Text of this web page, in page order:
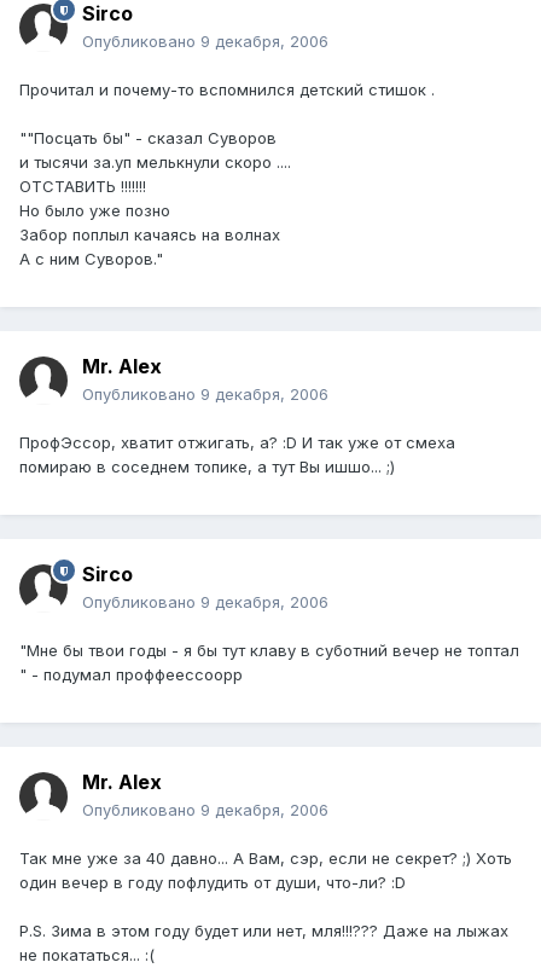
Sirco
Опубликовано 9 декабря, 2006
Прочитал и почему-то вспомнился детский стишок .
""Посцать бы" - сказал Суворов
и тысячи за.уп мелькнули скоро ....
ОТСТАВИТЬ !!!!!!!
Но было уже позно
Забор поплыл качаясь на волнах
А с ним Суворов."
Mr. Alex
Опубликовано 9 декабря, 2006
ПрофЭссор, хватит отжигать, а? :D И так уже от смеха
помираю в соседнем топике, а тут Вы ишшо... ;)
Sirco
Опубликовано 9 декабря, 2006
"Мне бы твои годы - я бы тут клаву в суботний вечер не топтал
" - подумал проффеессоорр
Mr. Alex
Опубликовано 9 декабря, 2006
Так мне уже за 40 давно... А Вам, сэр, если не секрет? ;) Хоть
один вечер в году пофлудить от души, что-ли? :D
P.S. Зима в этом году будет или нет, мля!!!??? Даже на лыжах
не покататься... :(